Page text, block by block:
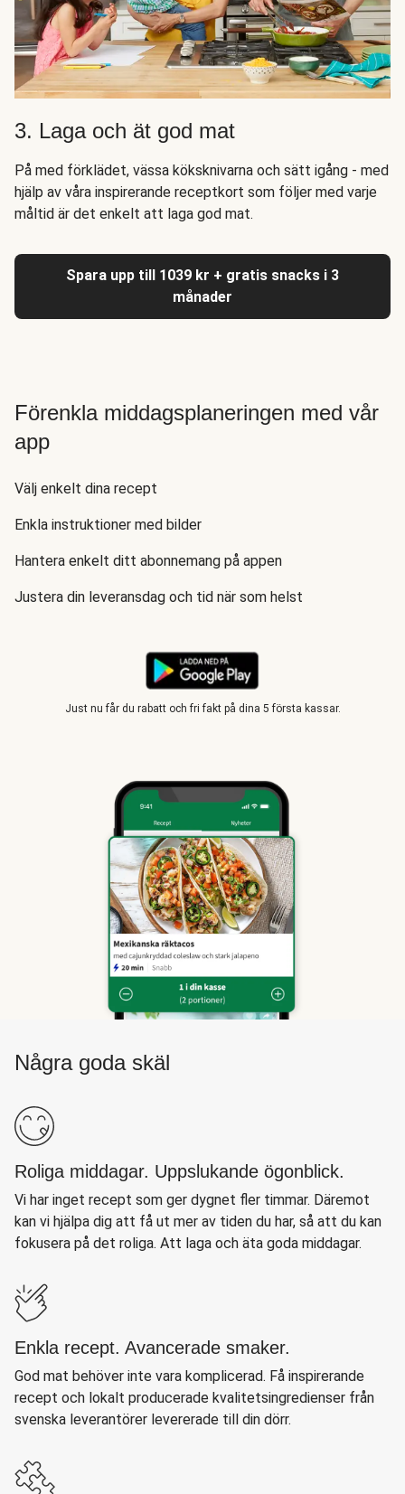
3. Laga och ät god mat
På med förklädet, vässa köksknivarna och sätt igång - med
hjälp av våra inspirerande receptkort som följer med varje
måltid är det enkelt att laga god mat.
Spara upp till 1039 kr + gratis snacks i 3
månader
Förenkla middagsplaneringen med vår
app
Välj enkelt dina recept
Enkla instruktioner med bilder
Hantera enkelt ditt abonnemang på appen
Justera din leveransdag och tid när som helst
Just nu får du rabatt och fri fakt på dina 5 första kassar.
Några goda skäl
Roliga middagar. Uppslukande ögonblick.
Vi har inget recept som ger dygnet fler timmar. Däremot
kan vi hjälpa dig att få ut mer av tiden du har, så att du kan
fokusera på det roliga. Att laga och äta goda middagar.
Enkla recept. Avancerade smaker.
God mat behöver inte vara komplicerad. Få inspirerande
recept och lokalt producerade kvalitetsingredienser från
svenska leverantörer levererade till din dörr.